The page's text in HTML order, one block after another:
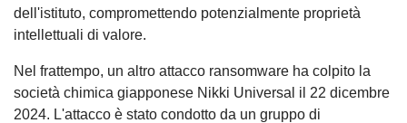
dell'istituto, compromettendo potenzialmente proprietà
intellettuali di valore.
Nel frattempo, un altro attacco ransomware ha colpito la
società chimica giapponese Nikki Universal il 22 dicembre
2024. L'attacco è stato condotto da un gruppo di